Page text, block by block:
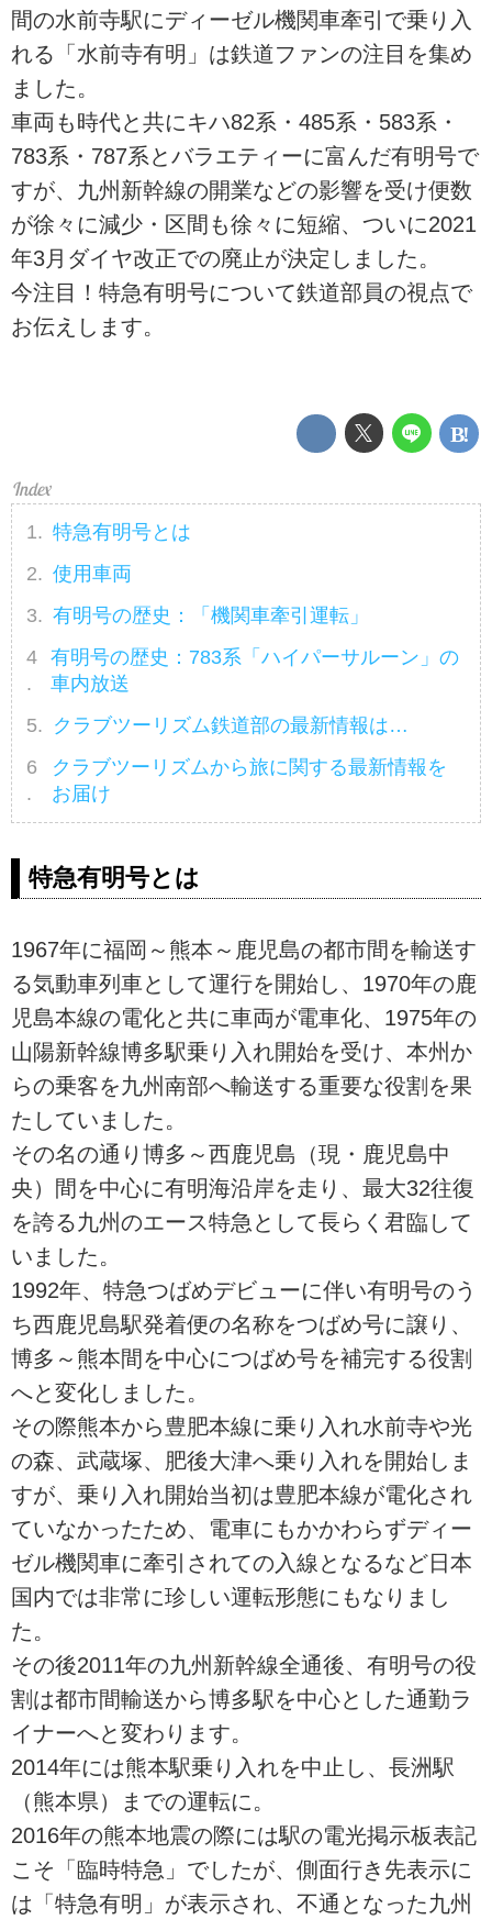
間の水前寺駅にディーゼル機関車牽引で乗り入
れる「水前寺有明」は鉄道ファンの注目を集め
ました。
車両も時代と共にキハ82系・485系・583系・
783系・787系とバラエティーに富んだ有明号で
すが、九州新幹線の開業などの影響を受け便数
が徐々に減少・区間も徐々に短縮、ついに2021
年3月ダイヤ改正での廃止が決定しました。
今注目！特急有明号について鉄道部員の視点で
お伝えします。
特急有明号とは
使用車両
有明号の歴史：「機関車牽引運転」
有明号の歴史：783系「ハイパーサルーン」の
車内放送
クラブツーリズム鉄道部の最新情報は…
クラブツーリズムから旅に関する最新情報を
お届け
特急有明号とは
1967年に福岡～熊本～鹿児島の都市間を輸送す
る気動車列車として運行を開始し、1970年の鹿
児島本線の電化と共に車両が電車化、1975年の
山陽新幹線博多駅乗り入れ開始を受け、本州か
らの乗客を九州南部へ輸送する重要な役割を果
たしていました。
その名の通り博多～西鹿児島（現・鹿児島中
央）間を中心に有明海沿岸を走り、最大32往復
を誇る九州のエース特急として長らく君臨して
いました。
1992年、特急つばめデビューに伴い有明号のう
ち西鹿児島駅発着便の名称をつばめ号に譲り、
博多～熊本間を中心につばめ号を補完する役割
へと変化しました。
その際熊本から豊肥本線に乗り入れ水前寺や光
の森、武蔵塚、肥後大津へ乗り入れを開始しま
すが、乗り入れ開始当初は豊肥本線が電化され
ていなかったため、電車にもかかわらずディー
ゼル機関車に牽引されての入線となるなど日本
国内では非常に珍しい運転形態にもなりまし
た。
その後2011年の九州新幹線全通後、有明号の役
割は都市間輸送から博多駅を中心とした通勤ラ
イナーへと変わります。
2014年には熊本駅乗り入れを中止し、長洲駅
（熊本県）までの運転に。
2016年の熊本地震の際には駅の電光掲示板表記
こそ「臨時特急」でしたが、側面行き先表示に
は「特急有明」が表示され、不通となった九州